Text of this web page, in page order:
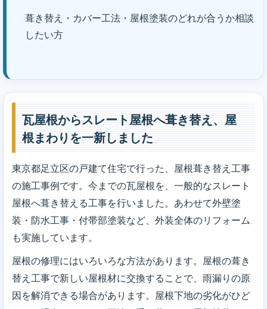
葺き替え・カバー工法・屋根塗装のどれが合うか相談
したい方
瓦屋根からスレート屋根へ葺き替え、屋
根まわりを一新しました
東京都足立区の戸建て住宅で行った、屋根葺き替え工事
の施工事例です。今までの瓦屋根を、一般的なスレート
屋根へ葺き替える工事を行いました。あわせて外壁塗
装・防水工事・付帯部塗装など、外装全体のリフォーム
も実施しています。
屋根の修理にはいろいろな方法があります。屋根の葺き
替え工事で新しい屋根材に交換することで、雨漏りの原
因を解消できる場合があります。屋根下地の劣化がひど